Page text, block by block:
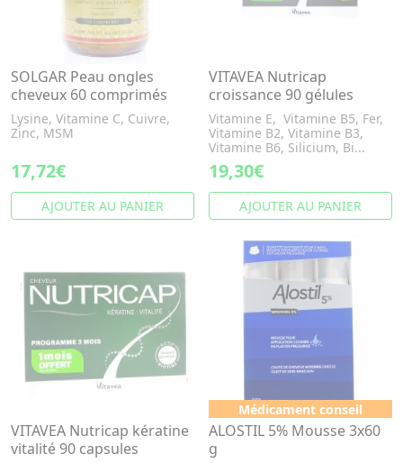
SOLGAR Peau ongles
cheveux 60 comprimés
Lysine, Vitamine C, Cuivre,
Zinc, MSM
17,72€
AJOUTER AU PANIER
VITAVEA Nutricap
croissance 90 gélules
Vitamine E, Vitamine B5, Fer,
Vitamine B2, Vitamine B3,
Vitamine B6, Silicium, Bi...
19,30€
AJOUTER AU PANIER
VITAVEA Nutricap kératine
vitalité 90 capsules
Médicament conseil
ALOSTIL 5% Mousse 3x60
g